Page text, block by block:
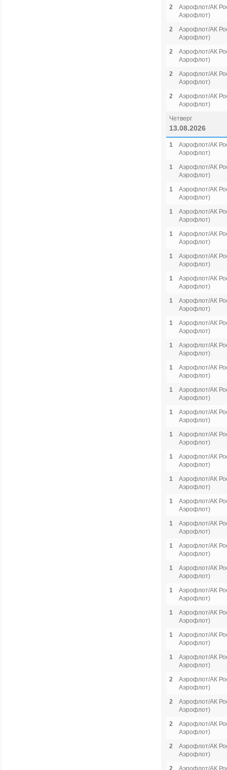
2
Аэрофлот/АК
Аэрофлот)
2
Аэрофлот/АК
Аэрофлот)
2
Аэрофлот/АК
Аэрофлот)
2
Аэрофлот/АК
Аэрофлот)
2
Аэрофлот/АК
Аэрофлот)
Четверг
13.08.2026
1
Аэрофлот/АК
Аэрофлот)
1
Аэрофлот/АК
Аэрофлот)
1
Аэрофлот/АК
Аэрофлот)
1
Аэрофлот/АК
Аэрофлот)
1
Аэрофлот/АК
Аэрофлот)
1
Аэрофлот/АК
Аэрофлот)
1
Аэрофлот/АК
Аэрофлот)
1
Аэрофлот/АК
Аэрофлот)
1
Аэрофлот/АК
Аэрофлот)
1
Аэрофлот/АК
Аэрофлот)
1
Аэрофлот/АК
Аэрофлот)
1
Аэрофлот/АК
Аэрофлот)
1
Аэрофлот/АК
Аэрофлот)
1
Аэрофлот/АК
Аэрофлот)
1
Аэрофлот/АК
Аэрофлот)
1
Аэрофлот/АК
Аэрофлот)
1
Аэрофлот/АК
Аэрофлот)
1
Аэрофлот/АК
Аэрофлот)
1
Аэрофлот/АК
Аэрофлот)
1
Аэрофлот/АК
Аэрофлот)
1
Аэрофлот/АК
Аэрофлот)
1
Аэрофлот/АК
Аэрофлот)
1
Аэрофлот/АК
Аэрофлот)
1
Аэрофлот/АК
Аэрофлот)
2
Аэрофлот/АК
Аэрофлот)
2
Аэрофлот/АК
Аэрофлот)
2
Аэрофлот/АК
Аэрофлот)
2
Аэрофлот/АК
Аэрофлот)
2
Аэрофлот/АК